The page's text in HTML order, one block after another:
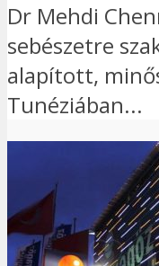
Dr Mehdi
sebészetre
alapított,
Tunéziában...